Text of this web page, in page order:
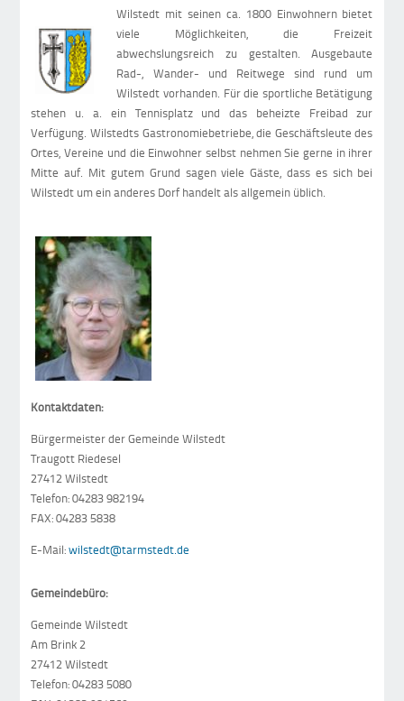
Wilstedt mit seinen ca. 1800 Einwohnern bietet
viele Möglichkeiten, die Freizeit
abwechslungsreich zu gestalten. Ausgebaute
Rad-, Wander- und Reitwege sind rund um
Wilstedt vorhanden. Für die sportliche Betätigung
stehen u. a. ein Tennisplatz und das beheizte Freibad zur
Verfügung. Wilstedts Gastronomiebetriebe, die Geschäftsleute des
Ortes, Vereine und die Einwohner selbst nehmen Sie gerne in ihrer
Mitte auf. Mit gutem Grund sagen viele Gäste, dass es sich bei
Wilstedt um ein anderes Dorf handelt als allgemein üblich.
Kontaktdaten:
Bürgermeister der Gemeinde Wilstedt
Traugott Riedesel
27412 Wilstedt
Telefon: 04283 982194
FAX: 04283 5838
E-Mail:wilstedt@tarmstedt.de
Gemeindebüro:
Gemeinde Wilstedt
Am Brink 2
27412 Wilstedt
Telefon: 04283 5080